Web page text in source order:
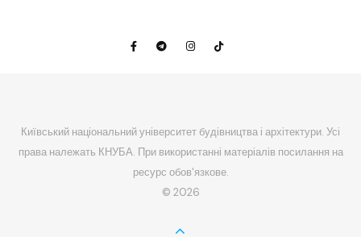
Київський національний університет будівництва і архітектури. Усі
права належать КНУБА. При використанні матеріалів посилання на
ресурс обов'язкове.
© 2026